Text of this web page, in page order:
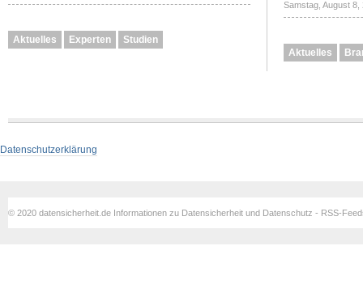
Aktuelles Experten Studien
Samstag, August
Aktuelles
Datenschutzerklärung
© 2020 datensicherheit.de Informationen zu Datensicherheit und Datenschutz - RSS-